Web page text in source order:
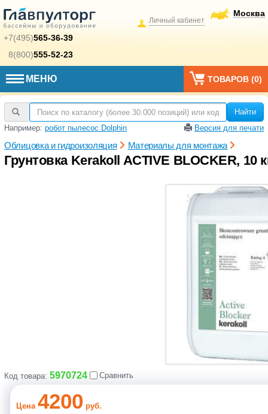
+7(495)565-36-39
8(800)555-52-23
Москва
Личный кабинет
МЕНЮ ТОВАРОВ (0)
Найти
Например: робот пылесос Dolphin Версия для печати
Облицовка и гидроизоляция Материалы для монтажа
Грунтовка Kerakoll ACTIVE BLOCKER, 10
Код товара: 5970724 Сравнить
Цена 4200 руб.